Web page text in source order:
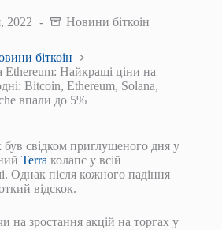
2022 Новини біткоін
біткоін
Ethereum: Найкращі ціни на
Bitcoin, Ethereum, Solana,
впали до 5%
свідком приглушеного дня у
Terra колапс у всій
Однак після кожного падіння
відскок.
на зростання акцій на торгах у